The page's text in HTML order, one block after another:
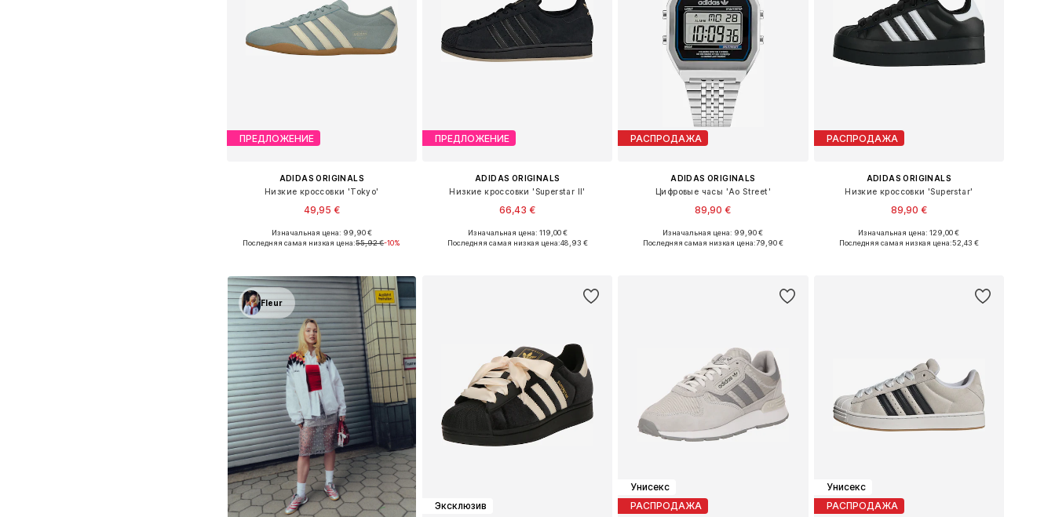
ПРЕДЛОЖЕНИЕ
ADIDAS ORIGINALS
Низкие кроссовки 'Tokyo'
49,95 €
+3
Доступно множество размеров
Изначальная цена: 99,90 €
Последняя самая низкая цена:55,92 €-10%
ПРЕДЛОЖЕНИЕ
ADIDAS ORIGINALS
Низкие кроссовки 'Superstar II'
66,43 €
Доступно множество размеров
Изначальная цена: 119,00 €
Последняя самая низкая цена:48,93 €
РАСПРОДАЖА
ADIDAS ORIGINALS
Цифровые часы 'Ao Street'
89,90 €
Доступные размеры: One Size
Изначальная цена: 99,90 €
Последняя самая низкая цена:79,90 €
РАСПРОДАЖА
ADIDAS ORIGINALS
Низкие кроссовки 'Superstar'
89,90 €
Доступно множество размеров
Изначальная цена: 129,00 €
Последняя самая низкая цена:52,43 €
Fleur
Эксклюзив
Унисекс
РАСПРОДАЖА
Унисекс
РАСПРОДАЖА